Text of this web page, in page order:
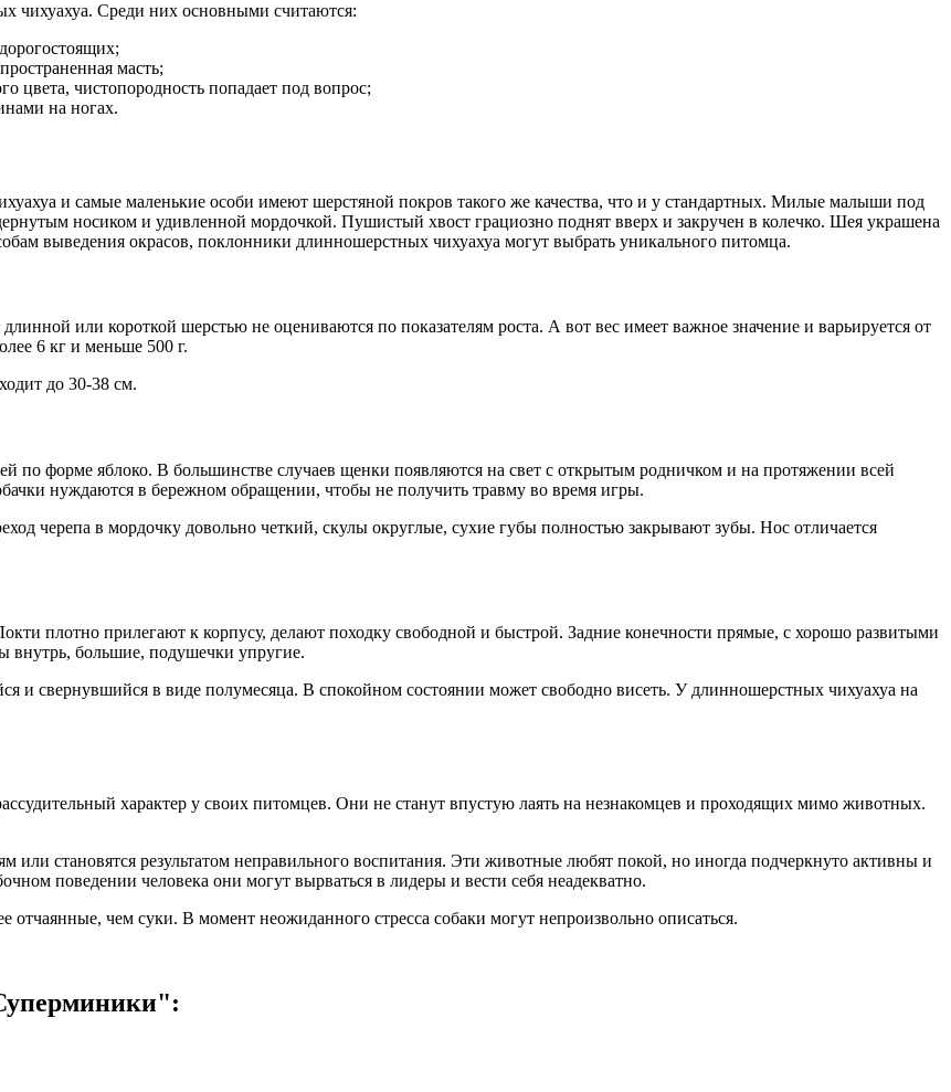
чихуахуа. Среди них основными считаются:
масть;
цвета, чистопородность попадает под вопрос;
на ногах.
и самые маленькие особи имеют шерстяной покров такого же качества, что и у стандартных. Милые малыши под
носиком и удивленной мордочкой. Пушистый хвост грациозно поднят вверх и закручен в колечко. Шея украшена
выведения окрасов, поклонники длинношерстных чихуахуа могут выбрать уникального питомца.
или короткой шерстью не оцениваются по показателям роста. А вот вес имеет важное значение и варьируется от
6 кг и меньше 500 г.
до 30-38 см.
по форме яблоко. В большинстве случаев щенки появляются на свет с открытым родничком и на протяжении всей
нуждаются в бережном обращении, чтобы не получить травму во время игры.
черепа в мордочку довольно четкий, скулы округлые, сухие губы полностью закрывают зубы. Нос отличается
плотно прилегают к корпусу, делают походку свободной и быстрой. Задние конечности прямые, с хорошо развитыми
внутрь, большие, подушечки упругие.
свернувшийся в виде полумесяца. В спокойном состоянии может свободно висеть. У длинношерстных чихуахуа на
характер у своих питомцев. Они не станут впустую лаять на незнакомцев и проходящих мимо животных.
или становятся результатом неправильного воспитания. Эти животные любят покой, но иногда подчеркнуто активны и
поведении человека они могут вырваться в лидеры и вести себя неадекватно.
отчаянные, чем суки. В момент неожиданного стресса собаки могут непроизвольно описаться.